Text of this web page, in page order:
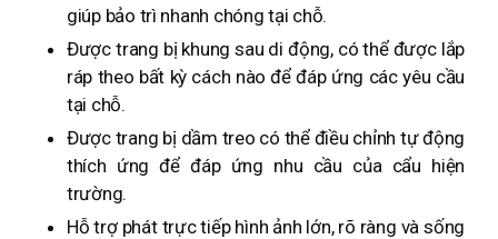
giúp bảo trì nhanh chóng tại chỗ.
Được trang bị khung sau di động, có thể được lắp
ráp theo bất kỳ cách nào để đáp ứng các yêu cầu
tại chỗ.
Được trang bị dầm treo có thể điều chỉnh tự động
thích ứng để đáp ứng nhu cầu của cẩu hiện
trường.
Hỗ trợ phát trực tiếp hình ảnh lớn, rõ ràng và sống